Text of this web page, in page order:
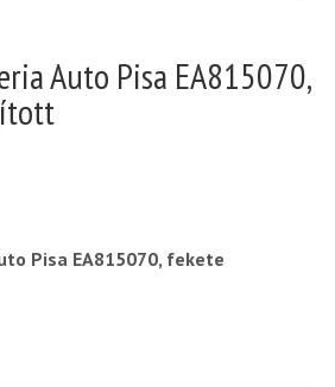
Auto Pisa EA815070,
Pisa EA815070, fekete